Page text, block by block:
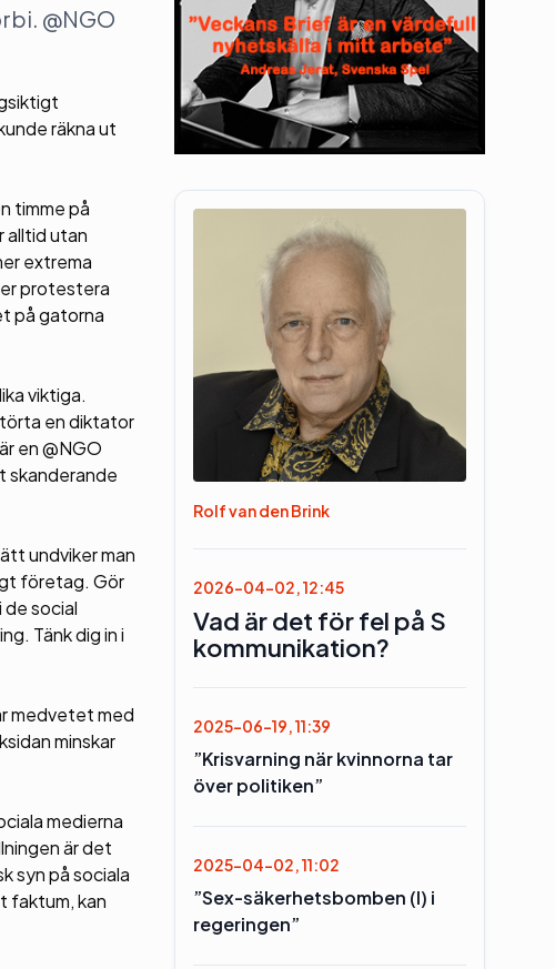
@NGO
räkna ut
timme på
alltid utan
extrema
protestera
på gatorna
viktiga.
en diktator
en @NGO
skanderande
undviker man
företag. Gör
de social
Tänk dig in i
medvetet med
minskar
medierna
är det
syn på sociala
faktum, kan
Rolf van den Brink
2026-04-02, 12:45
Vad är det för fel på S
kommunikation?
2025-06-19, 11:39
”Krisvarning när kvinnorna tar
över politiken”
2025-04-02, 11:02
”Sex-säkerhetsbomben (l) i
regeringen”